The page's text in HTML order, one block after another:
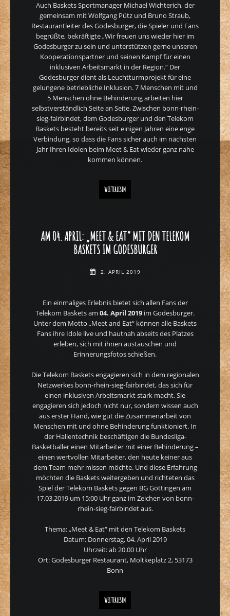
Auch Baskets Sportmanager Michael Wichterich, der
gemeinsam mit Wolfgang Pütz und Bruno Straub,
Restaurantleiter des Godesburger, die Spieler und Fans
begrüßte, bekräftigte „Wir freuen uns wieder hier im
Godesburger zu sein und unterstützen gerne unseren
Kooperationspartner und seinen Kampf für einen
inklusiven Arbeitsmarkt in der Region.“ Der
Godesburger dient als Leuchtturmprojekt für eine
gelungene betriebliche Inklusion. 7 Menschen mit und
5 Menschen ohne Behinderung arbeiten hier
selbstverständlich Seite an Seite. Zwischen bonn-rhein-
sieg-fairbindet, dem Godesburger und den Telekom
Baskets besteht bereits seit einigen Jahren eine enge
Verbindung, so dass die Fans sicher auch im nächsten
Jahr Ihren Idolen beim Meet & Eat wieder ganz nahe
kommen können.
WEITERLESENBUNDESLIGATEAM TELEKOM BASKETS GUT GELAUNT AM
AM 04. APRIL: „MEET & EAT“ MIT DEN TELEKOM
BASKETS IM GODESBURGER
2. APRIL 2019
Ein einmaliges Erlebnis bietet sich allen Fans der
Telekom Baskets am 04. April 2019 im Godesburger.
Unter dem Motto „Meet and Eat“ können alle Baskets
Fans ihre Idole live und hautnah abseits des Platzes
erleben, sich mit ihnen austauschen und
Erinnerungsfotos schießen.
Die Telekom Baskets engagieren sich in dem regionalen
Netzwerkes bonn-rhein-sieg-fairbindet, das sich für
einen inklusiven Arbeitsmarkt stark macht. Sie
engagieren sich jedoch nicht nur, sondern wissen auch
aus erster Hand, wie gut die Zusammenarbeit von
Menschen mit und ohne Behinderung funktioniert. In
der Hallentechnik beschäftigen die Bundesliga-
Basketballer einen Mitarbeiter mit einer Behinderung –
einen wertvollen Mitarbeiter, den heute keiner aus
dem Team mehr missen möchte. Und diese Erfahrung
möchten die Baskets weitergeben und richteten das
Spiel der Telekom Baskets gegen BG Göttingen am
17.03.2019 um 15:00 Uhr ganz im Zeichen von bonn-
rhein-sieg-fairbindet aus.
Thema: „Meet & Eat“ mit den Telekom Baskets
Datum: Donnerstag, 04. April 2019
Uhrzeit: ab 20.00 Uhr
Ort: Godesburger Restaurant, Moltkeplatz 2, 53173
Bonn
WEITERLESENAM 04. APRIL: „MEET & EAT“ MIT DEN TELEKOM BASKETS IM